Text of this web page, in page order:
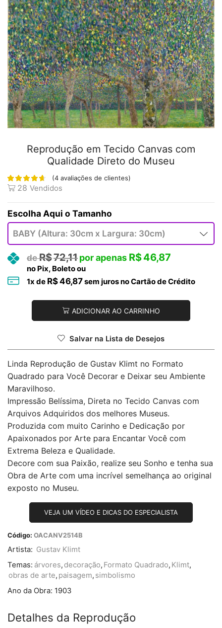
Reprodução em Tecido Canvas com
Qualidade Direto do Museu
(4 avaliações de clientes)
28 Vendidos
Tamanho
R$72,11 R$46,87
no Pix, Boleto ou
1x de R$46,87sem juros no Cartão de Crédito
ADICIONAR AO CARRINHO
Salvar na Lista de Desejos
Linda Reprodução de Gustav Klimt no Formato
Quadrado para Você Decorar e Deixar seu Ambiente
Maravilhoso.
Impressão Belíssima, Direta no Tecido Canvas com
Arquivos Adquiridos dos melhores Museus.
Produzida com muito Carinho e Dedicação por
Apaixonados por Arte para Encantar Você com
Extrema Beleza e Qualidade.
Decore com sua Paixão, realize seu Sonho e tenha sua
Obra de Arte com uma incrível semelhança ao original
exposto no Museu.
VEJA UM VÍDEO E DICAS DO ESPECIALISTA
Código: OACANV2514B
Artista: Gustav Klimt
Temas: árvores, decoração, Formato Quadrado, Klimt,
obras de arte, paisagem, simbolismo
Ano da Obra: 1903
Detalhes da Reprodução